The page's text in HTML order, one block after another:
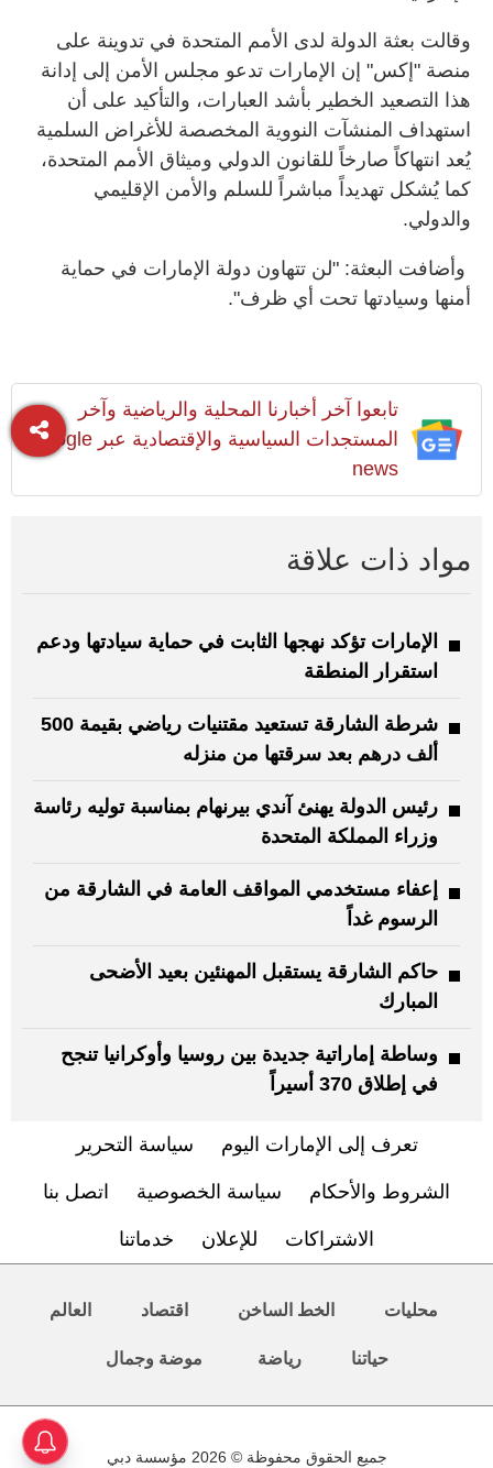
وقالت بعثة الدولة لدى الأمم المتحدة في تدوينة على
منصة "إكس" إن الإمارات تدعو مجلس الأمن إلى إدانة
هذا التصعيد الخطير بأشد العبارات، والتأكيد على أن
استهداف المنشآت النووية المخصصة للأغراض السلمية
يُعد انتهاكاً صارخاً للقانون الدولي وميثاق الأمم المتحدة،
كما يُشكل تهديداً مباشراً للسلم والأمن الإقليمي
والدولي.
وأضافت البعثة: "لن تتهاون دولة الإمارات في حماية
أمنها وسيادتها تحت أي ظرف".
تابعوا آخر أخبارنا المحلية والرياضية وآخر
المستجدات السياسية والإقتصادية عبر Google
news
مواد ذات علاقة
الإمارات تؤكد نهجها الثابت في حماية سيادتها ودعم
استقرار المنطقة
شرطة الشارقة تستعيد مقتنيات رياضي بقيمة 500
ألف درهم بعد سرقتها من منزله
رئيس الدولة يهنئ آندي بيرنهام بمناسبة توليه رئاسة
وزراء المملكة المتحدة
إعفاء مستخدمي المواقف العامة في الشارقة من
الرسوم غداً
حاكم الشارقة يستقبل المهنئين بعيد الأضحى
المبارك
وساطة إماراتية جديدة بين روسيا وأوكرانيا تنجح
في إطلاق 370 أسيراً
تعرف إلى الإمارات اليوم سياسة التحرير
الشروط والأحكام سياسة الخصوصية اتصل بنا
الاشتراكات للإعلان خدماتنا
محليات الخط الساخن اقتصاد العالم
حياتنا رياضة موضة وجمال
جميع الحقوق محفوظة © 2026 مؤسسة دبي